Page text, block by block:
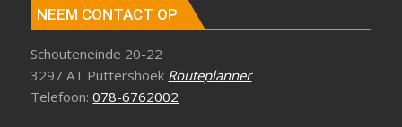
NEEM CONTACT OP
Schouteneinde 20-22
3297 AT Puttershoek Routeplanner
Telefoon:078-6762002